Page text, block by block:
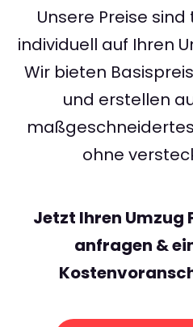
Unsere Preise
individuell auf Ihren
Wir bieten
und erstellen
ohne
Jetzt Ihren Umzug
anfragen &